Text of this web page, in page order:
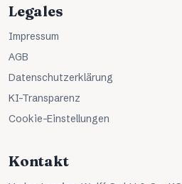
Legales
Impressum
AGB
Datenschutzerklärung
KI-Transparenz
Cookie-Einstellungen
Kontakt